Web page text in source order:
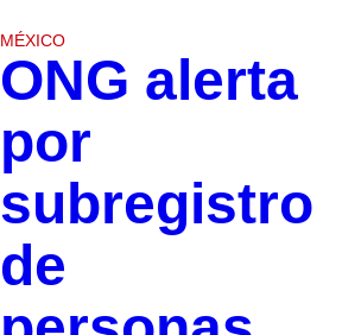
MÉXICO
ONG alerta
por
subregistro
de